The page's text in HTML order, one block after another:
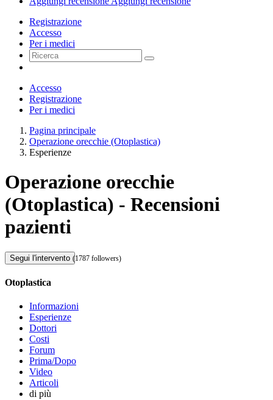
Registrazione
Accesso
Per i medici
Accesso
Registrazione
Per i medici
Pagina principale
Operazione orecchie (Otoplastica)
Esperienze
Operazione orecchie
(Otoplastica) - Recensioni
pazienti
Segui l'intervento (1787 followers)
Otoplastica
Informazioni
Esperienze
Dottori
Costi
Forum
Prima/Dopo
Video
Articoli
di più